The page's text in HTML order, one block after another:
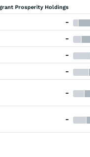
Prosperity Holdings
-
-
-
-
-
-